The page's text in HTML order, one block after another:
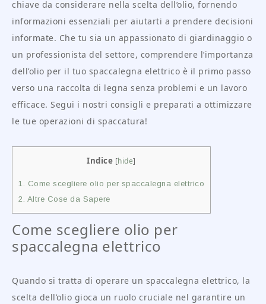
chiave da considerare nella scelta dell’olio, fornendo
informazioni essenziali per aiutarti a prendere decisioni
informate. Che tu sia un appassionato di giardinaggio o
un professionista del settore, comprendere l’importanza
dell’olio per il tuo spaccalegna elettrico è il primo passo
verso una raccolta di legna senza problemi e un lavoro
efficace. Segui i nostri consigli e preparati a ottimizzare
le tue operazioni di spaccatura!
Indice [hide]
1. Come scegliere olio per spaccalegna elettrico
2. Altre Cose da Sapere
Come scegliere olio per
spaccalegna elettrico
Quando si tratta di operare un spaccalegna elettrico, la
scelta dell’olio gioca un ruolo cruciale nel garantire un